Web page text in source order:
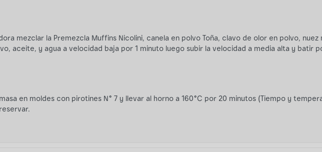
mezclar la Premezcla Muffins Nicolini, canela en polvo Toña, clavo de olor en polvo, nuez
aceite, y agua a velocidad baja por 1 minuto luego subir la velocidad a media alta y batir
en moldes con pirotines N° 7 y llevar al horno a 160°C por 20 minutos (Tiempo y